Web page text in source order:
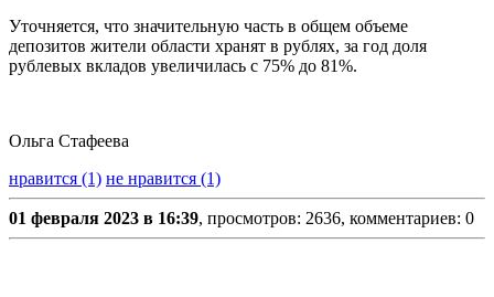
Уточняется, что значительную часть в общем объеме
депозитов жители области хранят в рублях, за год доля
рублевых вкладов увеличилась с 75% до 81%.
Ольга Стафеева
нравится (1) не нравится (1)
01 февраля 2023 в 16:39, просмотров: 2636, комментариев: 0